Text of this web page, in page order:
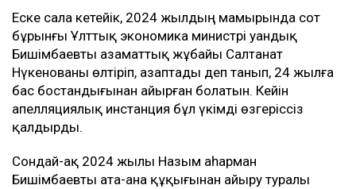
Еске сала кетейік, 2024 жылдың мамырында сот
бұрынғы Ұлттық экономика министрі Қуандық
Бишімбаевты азаматтық жұбайы Салтанат
Нүкенованы өлтіріп, азаптады деп танып, 24 жылға
бас бостандығынан айырған болатын. Кейін
апелляциялық инстанция бұл үкімді өзгеріссіз
қалдырды.
Сондай-ақ 2024 жылы Назым Қаһарман
Бишімбаевты ата-ана құқығынан айыру туралы